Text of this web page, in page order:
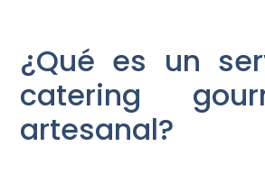
¿Qué es un
catering
artesanal?